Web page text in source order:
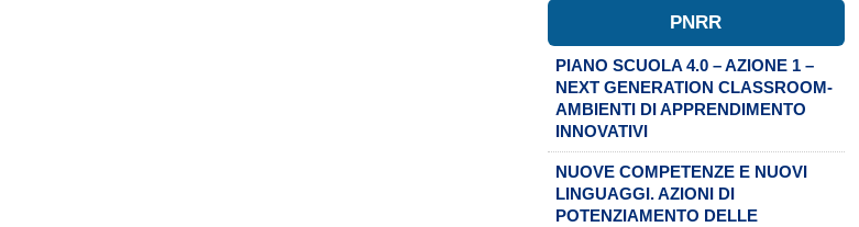
PNRR
PIANO SCUOLA 4.0 – AZIONE 1 –
NEXT GENERATION CLASSROOM-
AMBIENTI DI APPRENDIMENTO
INNOVATIVI
NUOVE COMPETENZE E NUOVI
LINGUAGGI. AZIONI DI
POTENZIAMENTO DELLE